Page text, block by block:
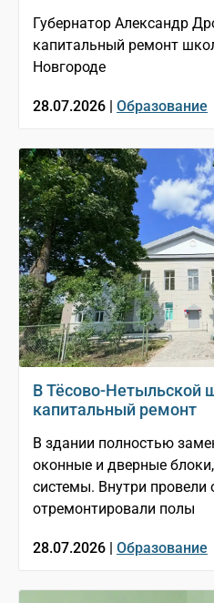
Губернатор Александр
капитальный ремонт
Новгороде
28.07.2026 | Образование
В Тёсово-Нетыльской
капитальный ремонт
В здании полностью
оконные и дверные
системы. Внутри провели
отремонтировали полы
28.07.2026 | Образование